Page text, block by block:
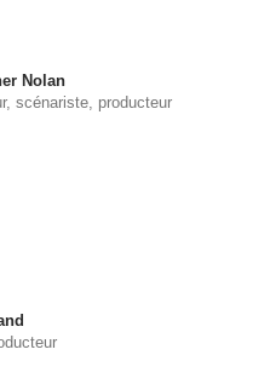
Nolan
scénariste, producteur